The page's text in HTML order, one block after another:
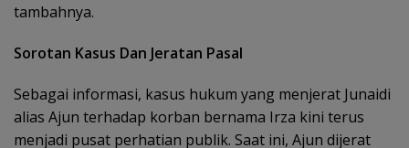
tambahnya.
Sorotan Kasus Dan Jeratan Pasal
Sebagai informasi, kasus hukum yang menjerat Junaidi
alias Ajun terhadap korban bernama Irza kini terus
menjadi pusat perhatian publik. Saat ini, Ajun dijerat